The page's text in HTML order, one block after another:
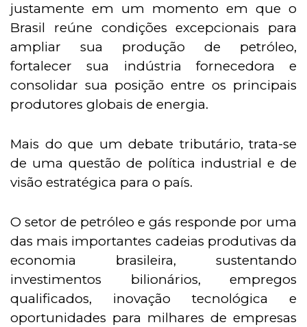
justamente em um momento em que o
Brasil reúne condições excepcionais para
ampliar sua produção de petróleo,
fortalecer sua indústria fornecedora e
consolidar sua posição entre os principais
produtores globais de energia.
Mais do que um debate tributário, trata-se
de uma questão de política industrial e de
visão estratégica para o país.
O setor de petróleo e gás responde por uma
das mais importantes cadeias produtivas da
economia brasileira, sustentando
investimentos bilionários, empregos
qualificados, inovação tecnológica e
oportunidades para milhares de empresas